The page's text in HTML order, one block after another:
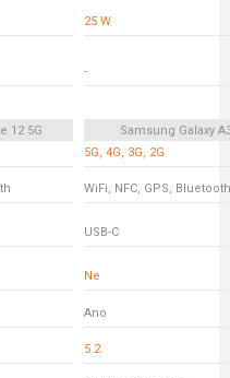
25 W
-
12 5G
Samsung Galaxy
5G, 4G, 3G, 2G
WiFi, NFC, GPS, Bluetooth
USB-C
Ne
Ano
5.2